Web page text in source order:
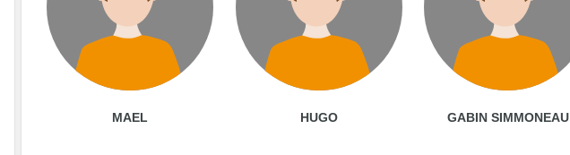
MAEL HUGO GABIN SIMMONEAU